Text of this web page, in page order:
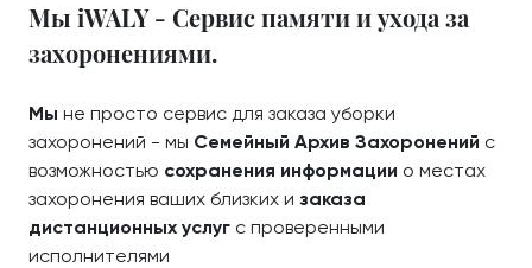
Мы iWALY - Сервис памяти и ухода за
захоронениями.
Мы не просто сервис для заказа уборки
захоронений - мы Семейный Архив Захоронений с
возможностью сохранения информации о местах
захоронения ваших близких и заказа
дистанционных услуг с проверенными
исполнителями